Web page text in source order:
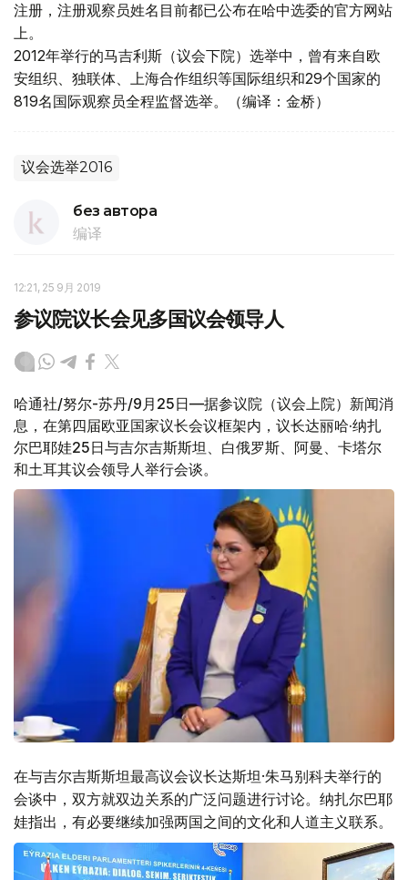
注册，注册观察员姓名目前都已公布在哈中选委的官方网站
上。
2012年举行的马吉利斯（议会下院）选举中，曾有来自欧
安组织、独联体、上海合作组织等国际组织和29个国家的
819名国际观察员全程监督选举。（编译：金桥）
议会选举2016
без автора
编译
12:21, 25 9月 2019
参议院议长会见多国议会领导人
哈通社/努尔-苏丹/9月25日—据参议院（议会上院）新闻消
息，在第四届欧亚国家议长会议框架内，议长达丽哈·纳扎
尔巴耶娃25日与吉尔吉斯斯坦、白俄罗斯、阿曼、卡塔尔
和土耳其议会领导人举行会谈。
在与吉尔吉斯斯坦最高议会议长达斯坦·朱马别科夫举行的
会谈中，双方就双边关系的广泛问题进行讨论。纳扎尔巴耶
娃指出，有必要继续加强两国之间的文化和人道主义联系。